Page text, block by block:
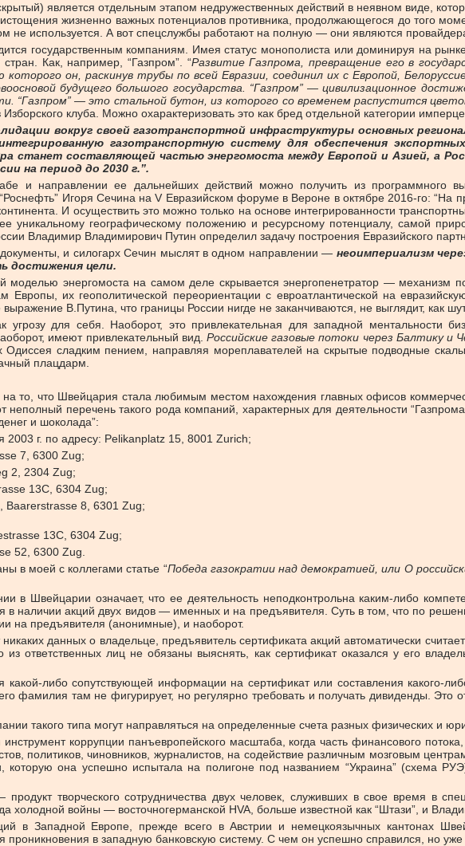
является отдельным этапом недружественных действий в неявном виде,
жизненно важных потенциалов противника, продолжающегося до того
не используется. А вот спецслужбы работают на полную — они являются
государственным компаниям. Имея статус монополиста или доминируя на
Как, например, “Газпром”. “Развитие Газпрома, превращение его в
он, раскинув трубы по всей Евразии, соединил их с Европой,
будущего большого государства. “Газпром” — цивилизационное
“Газпром” — это стальной бутон, из которого со временем распустится
клуба. Можно охарактеризовать это как бред отдельной категории
вокруг своей газотранспортной инфраструктуры основных
газотранспортную систему для обеспечения
станет составляющей частью энергомоста между Европой и Азией, а
на период до 2030 г.”.
и направлении ее дальнейших действий можно получить из программного
Игоря Сечина на V Евразийском форуме в Вероне в октябре 2016-го: “На
И осуществить это можно только на основе интегрированности
уникальному географическому положению и ресурсному потенциалу, самой
Владимир Владимирович Путин определил задачу построения Евразийского
и силогарх Сечин мыслят в одном направлении — неоимпериализм
достижения цели.
моделью энергомоста на самом деле скрывается энергопенетратор — механизм
Европы, их геополитической переориентации с евроатлантической на
В.Путина, что границы России нигде не заканчиваются, не выглядит, как
угрозу для себя. Наоборот, это привлекательная для западной ментальности
имеют привлекательный вид. Российские газовые потоки через Балтику
Одиссея сладким пением, направляя мореплавателей на скрытые подводные
плацдарм.
то, что Швейцария стала любимым местом нахождения главных офисов
неполный перечень такого рода компаний, характерных для деятельности
и шоколада”:
г. по адресу: Pelikanplatz 15, 8001 Zurich;
7, 6300 Zug;
2, 2304 Zug;
13C, 6304 Zug;
Baarerstrasse 8, 6301 Zug;
13C, 6304 Zug;
52, 6300 Zug.
в моей с коллегами статье “Победа газократии над демократией, или О
в Швейцарии означает, что ее деятельность неподконтрольна каким-либо
в наличии акций двух видов — именных и на предъявителя. Суть в том, что по
на предъявителя (анонимные), и наоборот.
данных о владельце, предъявитель сертификата акций автоматически
ответственных лиц не обязаны выяснять, как сертификат оказался у его
либо сопутствующей информации на сертификат или составления какого-
фамилия там не фигурирует, но регулярно требовать и получать дивиденды. Это
такого типа могут направляться на определенные счета разных физических и
коррупции панъевропейского масштаба, когда часть финансового
политиков, чиновников, журналистов, на содействие различным мозговым
она успешно испытала на полигоне под названием “Украина” (схема
продукт творческого сотрудничества двух человек, служивших в свое время в
холодной войны — восточногерманской HVA, больше известной как “Штази”, и
в Западной Европе, прежде всего в Австрии и немецкоязычных кантонах
проникновения в западную банковскую систему. С чем он успешно справился, но уже